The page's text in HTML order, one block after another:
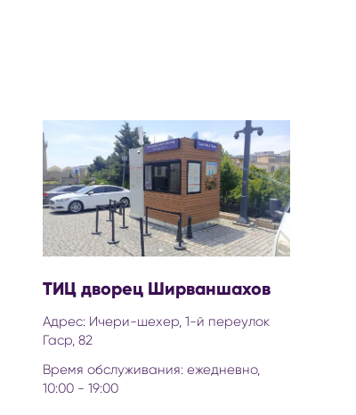
ТИЦ дворец Ширваншахов
Адрес: Ичери-шехер, 1-й переулок
Гаср, 82
Время обслуживания: ежедневно,
10:00 - 19:00